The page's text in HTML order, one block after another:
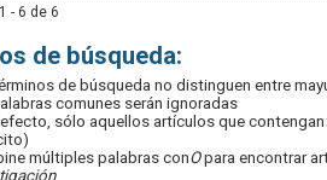
- 6 de 6
de búsqueda:
de búsqueda no distinguen entre
comunes serán ignoradas
sólo aquellos artículos que contengan
múltiples palabras conOpara encontrar